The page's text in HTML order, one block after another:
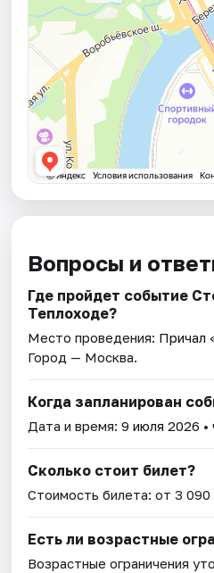
Вопросы и
Где пройдет событие
Теплоходе?
Место проведения: Причал
Город — Москва.
Когда запланирован
Дата и время:9 июля 2026 •
Сколько стоит билет?
Стоимость билета: от 3 090
Есть ли возрастные
Возрастные ограничения